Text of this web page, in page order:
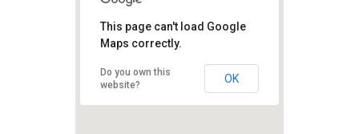
This page can't load Google
Maps correctly.
Do you own this
website?
OK